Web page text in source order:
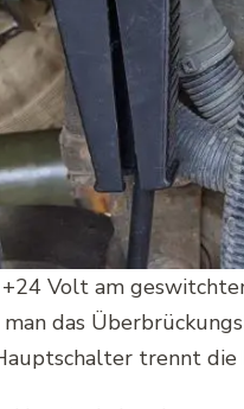
+24 Volt am
das
trennt